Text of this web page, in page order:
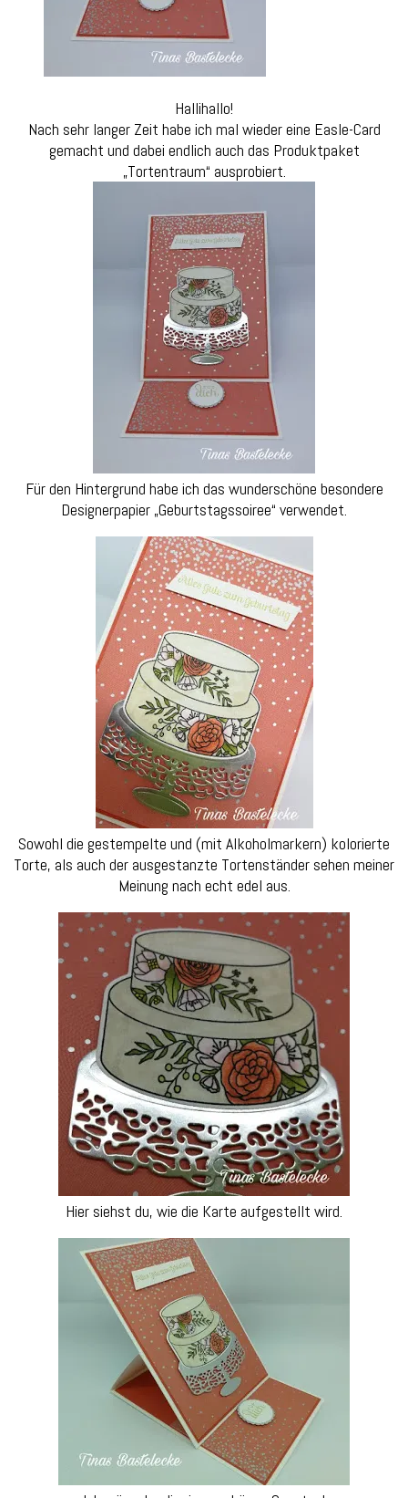
Hallihallo!
Nach sehr langer Zeit habe ich mal wieder eine Easle-Card
gemacht und dabei endlich auch das Produktpaket
„Tortentraum“ ausprobiert.
Für den Hintergrund habe ich das wunderschöne besondere
Designerpapier „Geburtstagssoiree“ verwendet.
Sowohl die gestempelte und (mit Alkoholmarkern) kolorierte
Torte, als auch der ausgestanzte Tortenständer sehen meiner
Meinung nach echt edel aus.
Hier siehst du, wie die Karte aufgestellt wird.